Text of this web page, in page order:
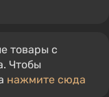
товары с
Чтобы
нажмите сюда